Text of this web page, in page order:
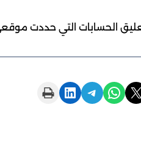
الحسابات التي حددت
Share on X
Share on WhatsApp
Share on Telegram
Share on LinkedIn
Print this Page